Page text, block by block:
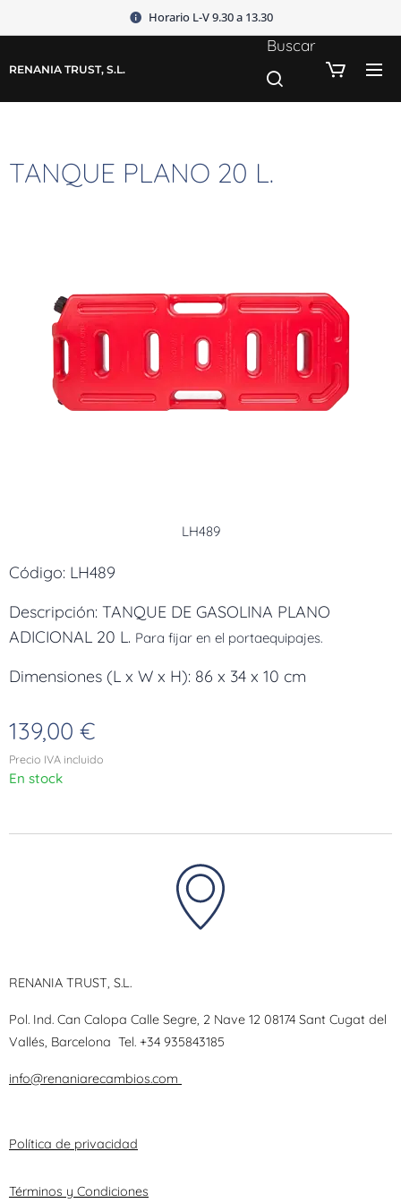
Horario L-V 9.30 a 13.30
RENANIA TRUST, S.L.
Buscar
TANQUE PLANO 20 L.
LH489
Código: LH489
Descripción: TANQUE DE GASOLINA PLANO
ADICIONAL 20 L. Para fijar en el portaequipajes.
Dimensiones (L x W x H): 86 x 34 x 10 cm
139,00 €
Precio IVA incluido
En stock
RENANIA TRUST, S.L.
Pol. Ind. Can Calopa Calle Segre, 2 Nave 12 08174 Sant Cugat del
Vallés, Barcelona Tel. +34 935843185
info@renaniarecambios.com
Política de privacidad
Términos y Condiciones